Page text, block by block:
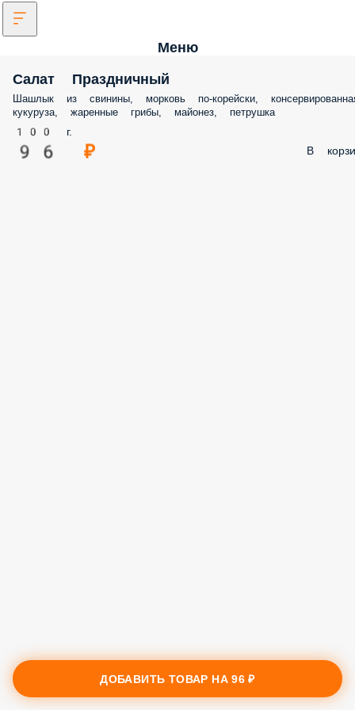
Меню
Салат Праздничный
Шашлык из свинины, морковь по-корейски,
кукуруза, жаренные грибы, майонез, петрушка
100 г.
96 ₽ В
ДОБАВИТЬ ТОВАР НА96 ₽